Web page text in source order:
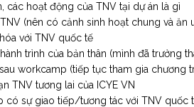
các hoạt động của TNV tại dự án là gì
(nên có cảnh sinh hoạt chung và ăn
với TNV quốc tế
trình của bản thân (mình đã trưởng
workcamp (tiếp tục tham gia chương
TNV tương lai của ICYE VN
có sự giao tiếp/tương tác với TNV